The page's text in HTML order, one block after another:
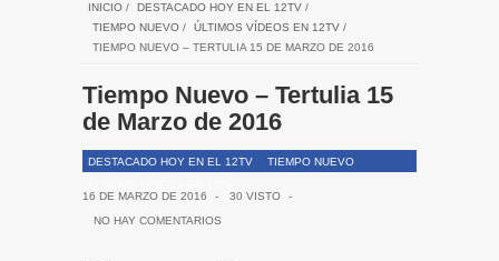
INICIO / DESTACADO HOY EN EL 12TV /
TIEMPO NUEVO / ÚLTIMOS VÍDEOS EN 12TV /
TIEMPO NUEVO – TERTULIA 15 DE MARZO DE 2016
Tiempo Nuevo – Tertulia 15
de Marzo de 2016
DESTACADO HOY EN EL 12TV
TIEMPO NUEVO
16 DE MARZO DE 2016
- 30 VISTO
-
NO HAY COMENTARIOS